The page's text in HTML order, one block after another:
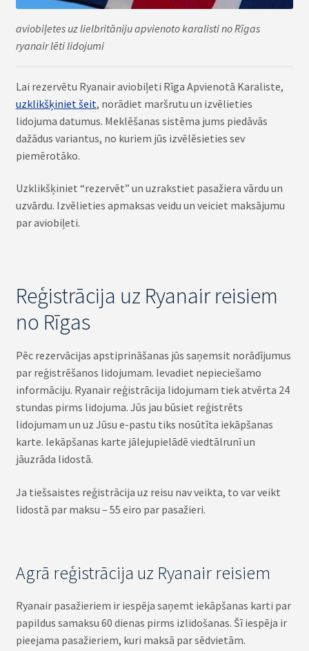
aviobiļetes uz lielbritāniju apvienoto karalisti no Rīgas
ryanair lēti lidojumi
Lai rezervētu Ryanair aviobiļeti Rīga Apvienotā Karaliste,
uzklikšķiniet šeit, norādiet maršrutu un izvēlieties
lidojuma datumus. Meklēšanas sistēma jums piedāvās
dažādus variantus, no kuriem jūs izvēlēsieties sev
piemērotāko.
Uzklikšķiniet “rezervēt” un uzrakstiet pasažiera vārdu un
uzvārdu. Izvēlieties apmaksas veidu un veiciet maksājumu
par aviobiļeti.
Reģistrācija uz Ryanair reisiem
no Rīgas
Pēc rezervācijas apstiprināšanas jūs saņemsit norādījumus
par reģistrēšanos lidojumam. Ievadiet nepieciešamo
informāciju. Ryanair reģistrācija lidojumam tiek atvērta 24
stundas pirms lidojuma. Jūs jau būsiet reģistrēts
lidojumam un uz Jūsu e-pastu tiks nosūtīta iekāpšanas
karte. Iekāpšanas karte jālejupielādē viedtālrunī un
jāuzrāda lidostā.
Ja tiešsaistes reģistrācija uz reisu nav veikta, to var veikt
lidostā par maksu – 55 eiro par pasažieri.
Agrā reģistrācija uz Ryanair reisiem
Ryanair pasažieriem ir iespēja saņemt iekāpšanas karti par
papildus samaksu 60 dienas pirms izlidošanas. Šī iespēja ir
pieejama pasažieriem, kuri maksā par sēdvietām.